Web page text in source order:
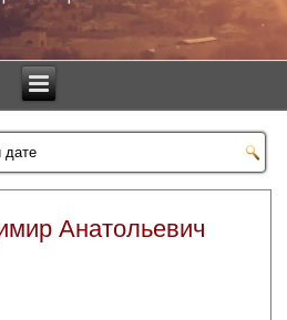
Анатольевич